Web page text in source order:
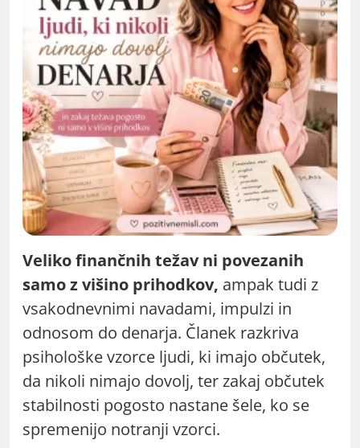
Veliko finančnih težav ni povezanih
samo z višino prihodkov, ampak tudi z
vsakodnevnimi navadami, impulzi in
odnosom do denarja. Članek razkriva
psihološke vzorce ljudi, ki imajo občutek,
da nikoli nimajo dovolj, ter zakaj občutek
stabilnosti pogosto nastane šele, ko se
spremenijo notranji vzorci.